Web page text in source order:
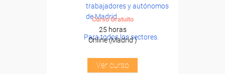
trabajadores y autónomos
de Madrid.
Para todos los sectores.
Curso Gratuito
25 horas
Online (Madrid )
Ver curso